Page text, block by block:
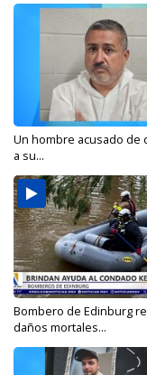
Un hombre acusado de
a su...
Bombero de Edinburg
daños mortales...